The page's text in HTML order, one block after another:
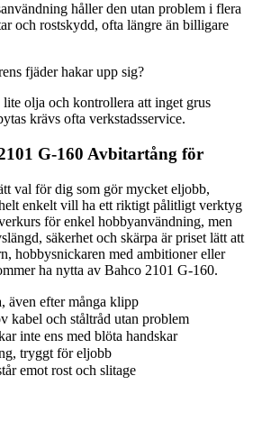
håller den utan problem i flera
och rostskydd, ofta längre än billigare
fjäder hakar upp sig?
olja och kontrollera att inget grus
krävs ofta verkstadsservice.
G-160 Avbitartång för
val för dig som gör mycket eljobb,
enkelt vill ha ett riktigt pålitligt verktyg
för enkel hobbyanvändning, men
säkerhet och skärpa är priset lätt att
hobbysnickaren med ambitioner eller
ha nytta av Bahco 2101 G-160.
även efter många klipp
kabel och ståltråd utan problem
inte ens med blöta handskar
tryggt för eljobb
emot rost och slitage